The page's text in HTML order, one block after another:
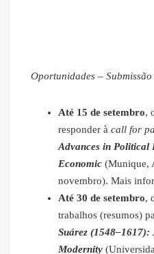
Oportunidades –
Até 15 de setembro,
responder à call for
Advances in Political
Economic (Munique,
novembro). Mais
Até 30 de setembro,
trabalhos (resumos)
Suárez (1548–1617):
Modernity